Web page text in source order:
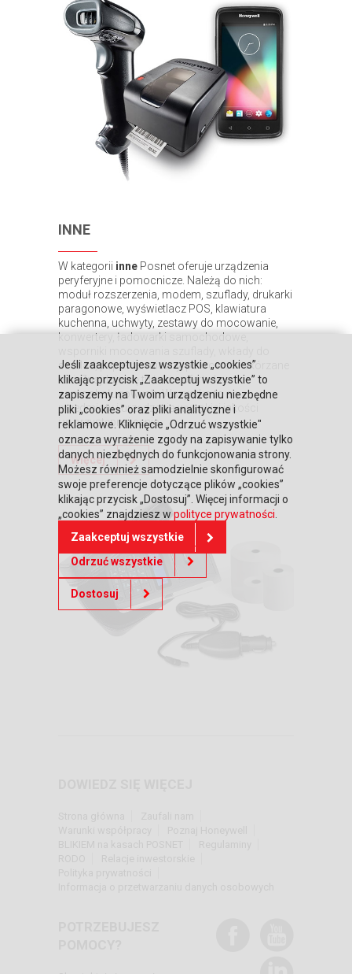
INNE
W kategorii inne Posnet oferuje urządzenia
peryferyjne i pomocnicze. Należą do nich:
moduł rozszerzenia, modem, szuflady, drukarki
paragonowe, wyświetlacz POS, klawiatura
kuchenna, uchwyty, zestawy do mocowanie,
konwertery, ładowarki samochodowe,
szuflad, papier termiczny, pokrowce i skórzane
etui. Znajduje się tu także oferta kas
samoobsługowych. Wszystko to są
przedmioty i urządzenia wysokiej jakości
i w przystępnej cenie.
Więcej
Jeśli zaakceptujesz wszystkie „cookies”
klikając przycisk „Zaakceptuj wszystkie” to
zapiszemy na Twoim urządzeniu niezbędne
pliki „cookies” oraz pliki analityczne i
reklamowe. Kliknięcie „Odrzuć wszystkie"
oznacza wyrażenie zgody na zapisywanie tylko
danych niezbędnych do funkcjonowania strony.
Możesz również samodzielnie skonfigurować
swoje preferencje dotyczące plików „cookies”
klikając przycisk „Dostosuj”. Więcej informacji o
„cookies” znajdziesz w polityce prywatności.
Zaakceptuj wszystkie
Odrzuć wszystkie
Dostosuj